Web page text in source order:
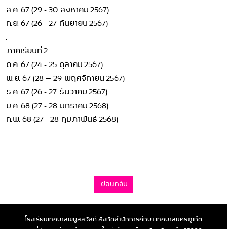
ส.ค. 67 (29 - 30 สิงหาคม 2567)
ก.ย. 67 (26 - 27 กันยายน 2567)
.
ภาคเรียนที่ 2
ต.ค. 67 (24 - 25 ตุลาคม 2567)
พ.ย. 67 (28 – 29 พฤศจิกายน 2567)
ธ.ค. 67 (26 - 27 ธันวาคม 2567)
ม.ค. 68 (27 - 28 มกราคม 2568)
ก.พ. 68 (27 - 28 กุมภาพันธ์ 2568)
ย้อนกลับ
โรงเรียนเทศบาลพิบูลสวัสดี สังกัดสำนักการศึกษา เทศบาลนครภูเก็ต